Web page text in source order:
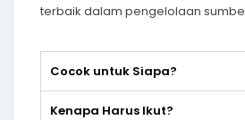
terbaik dalam pengelolaan
Cocok untuk Siapa?
Kenapa Harus Ikut?